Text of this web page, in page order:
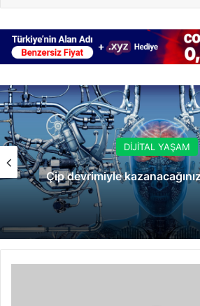
DİJİTAL YAŞAM
Çip devrimiyle